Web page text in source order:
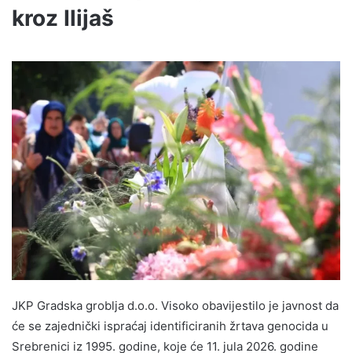
kroz Ilijaš
JKP Gradska groblja d.o.o. Visoko obavijestilo je javnost da
će se zajednički ispraćaj identificiranih žrtava genocida u
Srebrenici iz 1995. godine, koje će 11. jula 2026. godine